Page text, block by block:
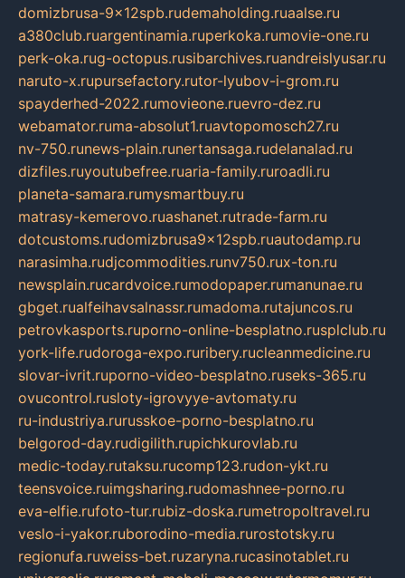
domizbrusa-9x12spb.rudemaholding.ruaalse.ru
a380club.ruargentinamia.ruperkoka.rumovie-one.ru
perk-oka.rug-octopus.rusibarchives.ruandreislyusar.ru
naruto-x.rupursefactory.rutor-lyubov-i-grom.ru
spayderhed-2022.rumovieone.ruevro-dez.ru
webamator.ruma-absolut1.ruavtopomosch27.ru
nv-750.runews-plain.runertansaga.rudelanalad.ru
dizfiles.ruyoutubefree.ruaria-family.ruroadli.ru
planeta-samara.rumysmartbuy.ru
matrasy-kemerovo.ruashanet.rutrade-farm.ru
dotcustoms.rudomizbrusa9x12spb.ruautodamp.ru
narasimha.rudjcommodities.runv750.rux-ton.ru
newsplain.rucardvoice.rumodopaper.rumanunae.ru
gbget.rualfeihavsalnassr.rumadoma.rutajuncos.ru
petrovkasports.ruporno-online-besplatno.rusplclub.ru
york-life.rudoroga-expo.ruribery.rucleanmedicine.ru
slovar-ivrit.ruporno-video-besplatno.ruseks-365.ru
ovucontrol.rusloty-igrovyye-avtomaty.ru
ru-industriya.rurusskoe-porno-besplatno.ru
belgorod-day.rudigilith.rupichkurovlab.ru
medic-today.rutaksu.rucomp123.rudon-ykt.ru
teensvoice.ruimgsharing.rudomashnee-porno.ru
eva-elfie.rufoto-tur.rubiz-doska.rumetropoltravel.ru
veslo-i-yakor.ruborodino-media.rurostotsky.ru
regionufa.ruweiss-bet.ruzaryna.rucasinotablet.ru